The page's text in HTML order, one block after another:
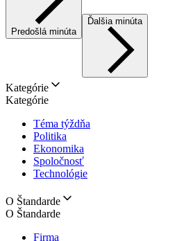
Predošlá minúta
Ďalšia minúta
Kategórie
Kategórie
Téma týždňa
Politika
Ekonomika
Spoločnosť
Technológie
O Štandarde
O Štandarde
Firma